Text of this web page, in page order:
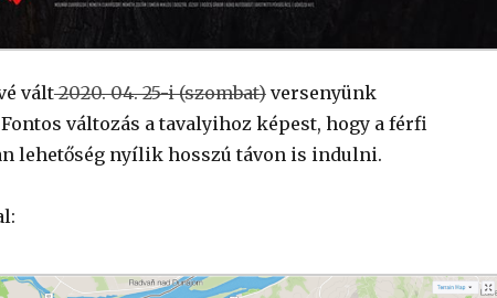
vált2020. 04. 25-i (szombat)versenyünk
változás a tavalyihoz képest, hogy a férfi
lehetőség nyílik hosszú távon is indulni.